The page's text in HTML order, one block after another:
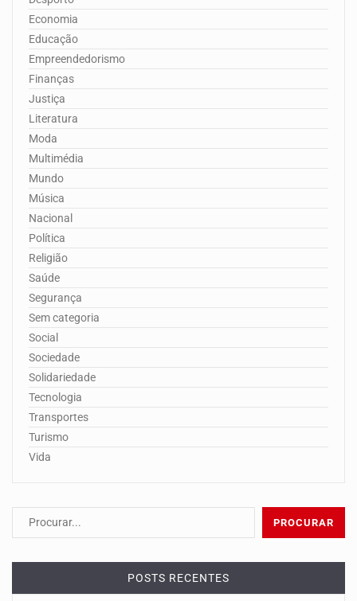
Economia
Educação
Empreendedorismo
Finanças
Justiça
Literatura
Moda
Multimédia
Mundo
Música
Nacional
Política
Religião
Saúde
Segurança
Sem categoria
Social
Sociedade
Solidariedade
Tecnologia
Transportes
Turismo
Vida
POSTS RECENTES